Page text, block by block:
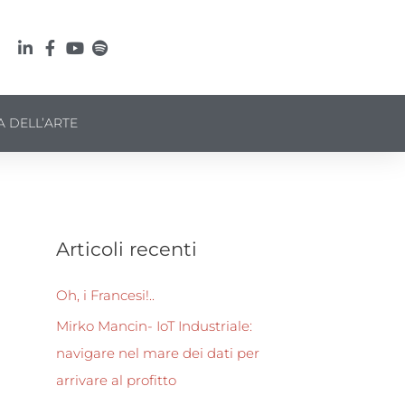
DELL’ARTE
Articoli recenti
Oh, i Francesi!..
Mirko Mancin- IoT Industriale:
navigare nel mare dei dati per
arrivare al profitto